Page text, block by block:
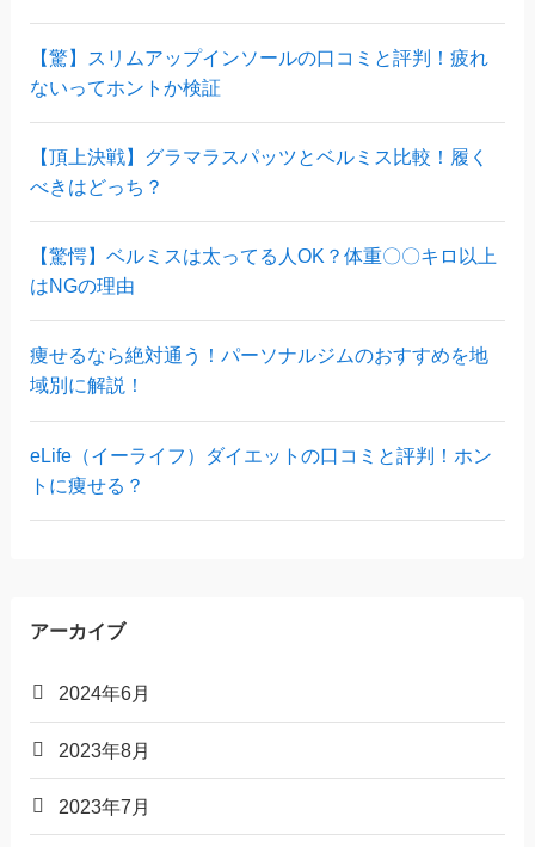
【驚】スリムアップインソールの口コミと評判！疲れ
ないってホントか検証
【頂上決戦】グラマラスパッツとベルミス比較！履く
べきはどっち？
【驚愕】ベルミスは太ってる人OK？体重〇〇キロ以上
はNGの理由
痩せるなら絶対通う！パーソナルジムのおすすめを地
域別に解説！
eLife（イーライフ）ダイエットの口コミと評判！ホン
トに痩せる？
アーカイブ
2024年6月
2023年8月
2023年7月